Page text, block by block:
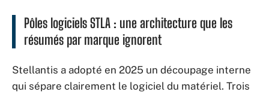
Pôles logiciels STLA : une architecture que les
résumés par marque ignorent
Stellantis a adopté en 2025 un découpage interne
qui sépare clairement le logiciel du matériel. Trois